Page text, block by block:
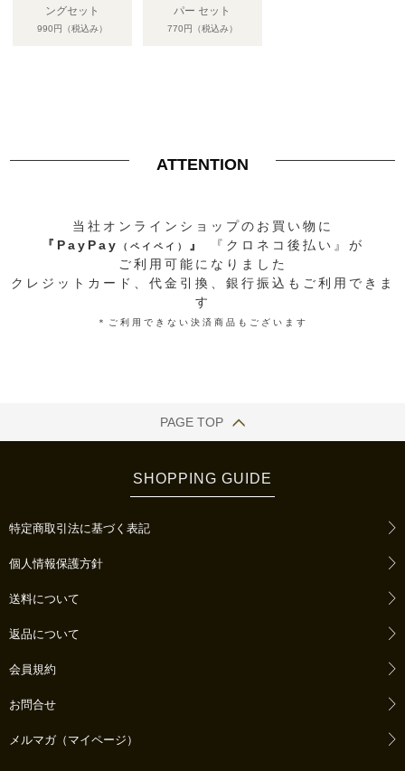
ングセット
990円 （税込み）
パー セット
770円 （税込み）
ATTENTION
当社オンラインショップのお買い物に
『PayPay
（ペイペイ） 』 『クロネコ後払い』 が
ご利用可能になりました
クレジットカード、代金引換、銀行振込もご利用できま
す
＊ ご利用できない 決済 商品 もございます
PAGE TOP
SHOPPING GUIDE
特定商取引法に基づく表記
個人情報保護方針
送料について
返品について
会員規約
お問合せ
メルマガ（マイページ）